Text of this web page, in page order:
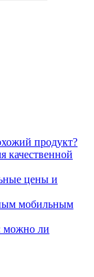
продукт?
качественной
цены и
мобильным
можно ли